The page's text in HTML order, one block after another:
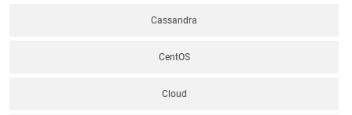
Cassandra
CentOS
Cloud